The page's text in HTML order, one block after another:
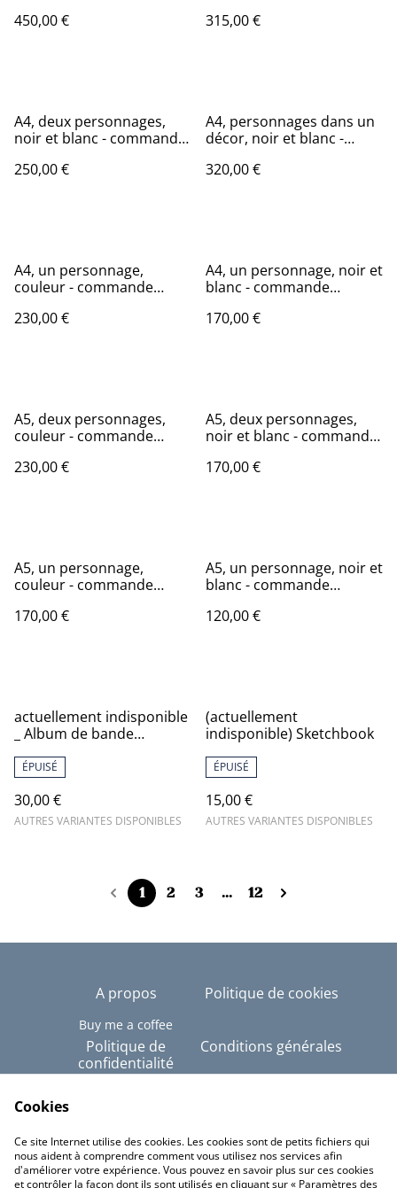
originale
450,00 € 315,00 €
A4, deux personnages,
noir et blanc - commande
250,00 €
A4, personnages dans un
décor, noir et blanc -
originale
320,00 €
A4, un personnage,
couleur - commande
230,00 €
A4, un personnage, noir et
blanc - commande
170,00 €
A5, deux personnages,
couleur - commande
230,00 €
A5, deux personnages,
noir et blanc - commande
170,00 €
A5, un personnage,
couleur - commande
170,00 €
A5, un personnage, noir et
blanc - commande
120,00 €
actuellement indisponible
_ Album de bande
tome 2, Bon Voyage Petite
Tortue", dédicacé
ÉPUISÉ
30,00 €
AUTRES VARIANTES DISPONIBLES
(actuellement
indisponible) Sketchbook
ÉPUISÉ
15,00 €
AUTRES VARIANTES DISPONIBLES
1 2 3 ... 12
A propos
Buy me a coffee
Politique de cookies
Politique de
confidentialité
Conditions générales
Copyright © Tous
Linktree
Cookies
Ce site Internet utilise des cookies. Les cookies sont de petits fichiers qui
nous aident à comprendre comment vous utilisez nos services afin
d'améliorer votre expérience. Vous pouvez en savoir plus sur ces cookies
et contrôler la façon dont ils sont utilisés en cliquant sur « Paramètres des